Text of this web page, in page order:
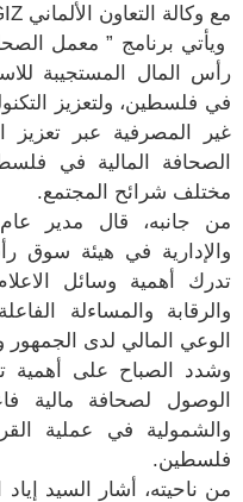
مع وكالة التعاون الألماني GIZ، وسلطة النقد الفلسطينية.
ويأتي برنامج ” معمل
رأس المال المستجيبة
في فلسطين، ولتعزيز
غير المصرفية عبر تعزيز
الصحافة المالية في
مختلف شرائح المجتمع.
من جانبه، قال مدير عام
والإدارية في هيئة سوق
تدرك أهمية وسائل
والرقابة والمساءلة
الوعي المالي لدى
وشدد الصباح على أهمية
الوصول لصحافة مالية
والشمولية في عملية
فلسطين.
من ناحيته، أشار السيد